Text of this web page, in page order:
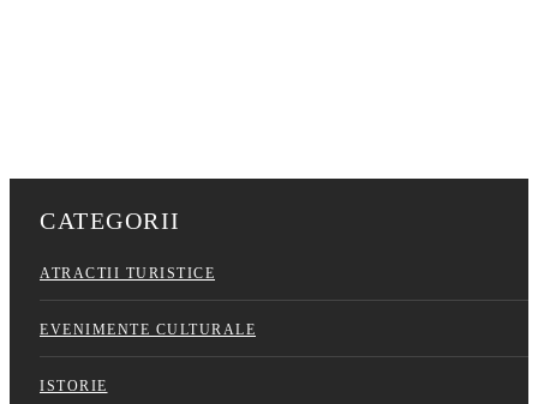
CATEGORII
ATRACTII TURISTICE
EVENIMENTE CULTURALE
ISTORIE